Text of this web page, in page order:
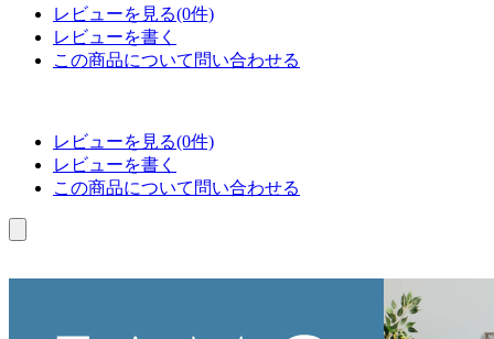
レビューを見る(0件)
レビューを書く
この商品について問い合わせる
レビューを見る(0件)
レビューを書く
この商品について問い合わせる